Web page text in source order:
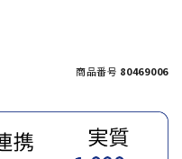
商品番号 80469006